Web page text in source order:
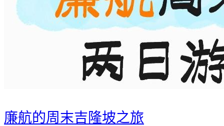
廉航的周末吉隆坡之旅